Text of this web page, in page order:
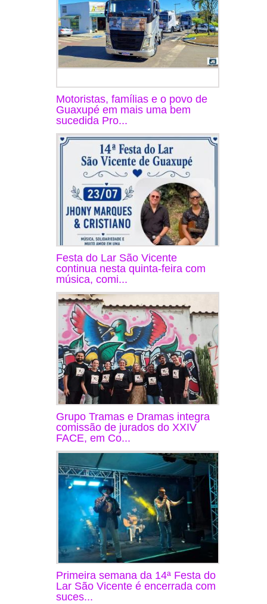
Motoristas, famílias e o povo de
Guaxupé em mais uma bem
sucedida Pro...
Festa do Lar São Vicente
continua nesta quinta-feira com
música, comi...
Grupo Tramas e Dramas integra
comissão de jurados do XXIV
FACE, em Co...
Primeira semana da 14ª Festa do
Lar São Vicente é encerrada com
suces...